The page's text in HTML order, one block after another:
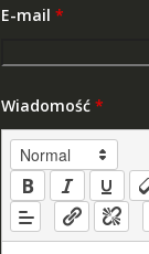
E-mail *
Wiadomość *